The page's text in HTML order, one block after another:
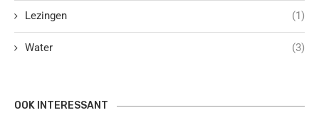
Lezingen (1)
Water (3)
OOK INTERESSANT